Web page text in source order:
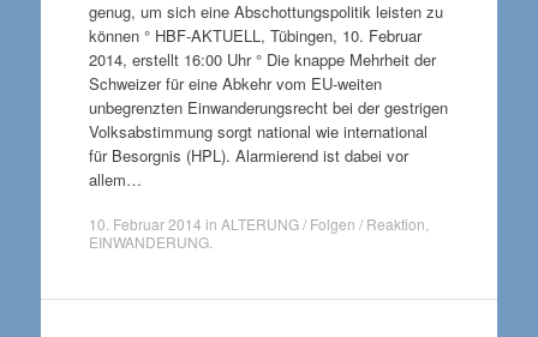
genug, um sich eine Abschottungspolitik leisten zu
können ° HBF-AKTUELL, Tübingen, 10. Februar
2014, erstellt 16:00 Uhr ° Die knappe Mehrheit der
Schweizer für eine Abkehr vom EU-weiten
unbegrenzten Einwanderungsrecht bei der gestrigen
Volksabstimmung sorgt national wie international
für Besorgnis (HPL). Alarmierend ist dabei vor
allem…
10. Februar 2014 in ALTERUNG / Folgen / Reaktion
EINWANDERUNG.